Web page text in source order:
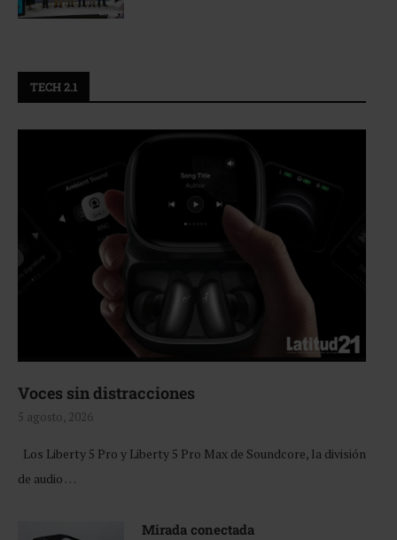
TECH 2.1
Voces sin distracciones
5 agosto, 2026
Los Liberty 5 Pro y Liberty 5 Pro Max de Soundcore, la división
de audio …
Mirada conectada